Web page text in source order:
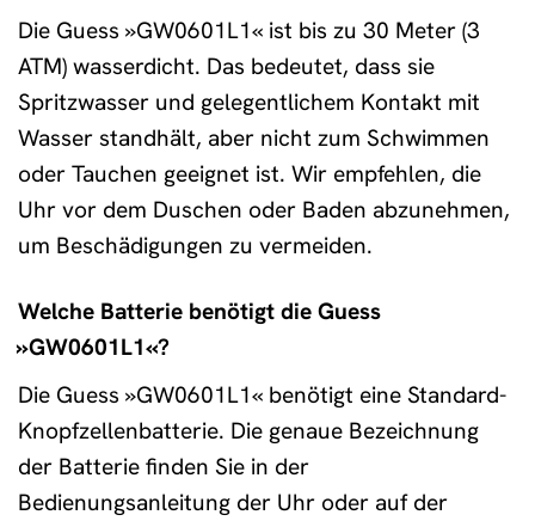
Die Guess »GW0601L1« ist bis zu 30 Meter (3
ATM) wasserdicht. Das bedeutet, dass sie
Spritzwasser und gelegentlichem Kontakt mit
Wasser standhält, aber nicht zum Schwimmen
oder Tauchen geeignet ist. Wir empfehlen, die
Uhr vor dem Duschen oder Baden abzunehmen,
um Beschädigungen zu vermeiden.
Welche Batterie benötigt die Guess
»GW0601L1«?
Die Guess »GW0601L1« benötigt eine Standard-
Knopfzellenbatterie. Die genaue Bezeichnung
der Batterie finden Sie in der
Bedienungsanleitung der Uhr oder auf der